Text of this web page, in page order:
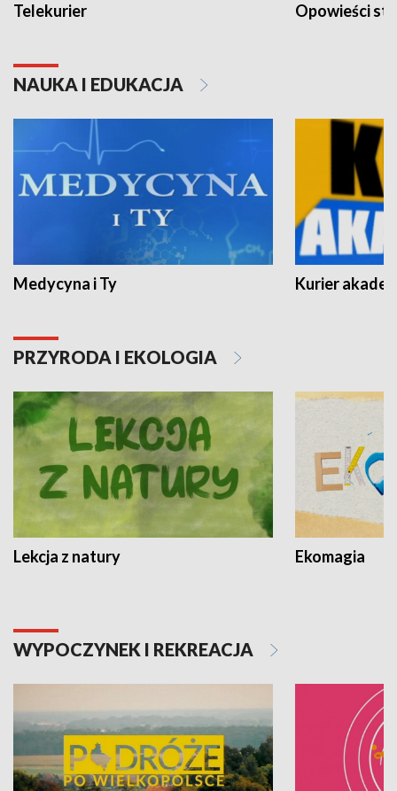
Telekurier Opowieści
NAUKA I EDUKACJA
Medycyna i Ty Kurier
PRZYRODA I EKOLOGIA
Lekcja z natury Ekomagia
WYPOCZYNEK I REKREACJA